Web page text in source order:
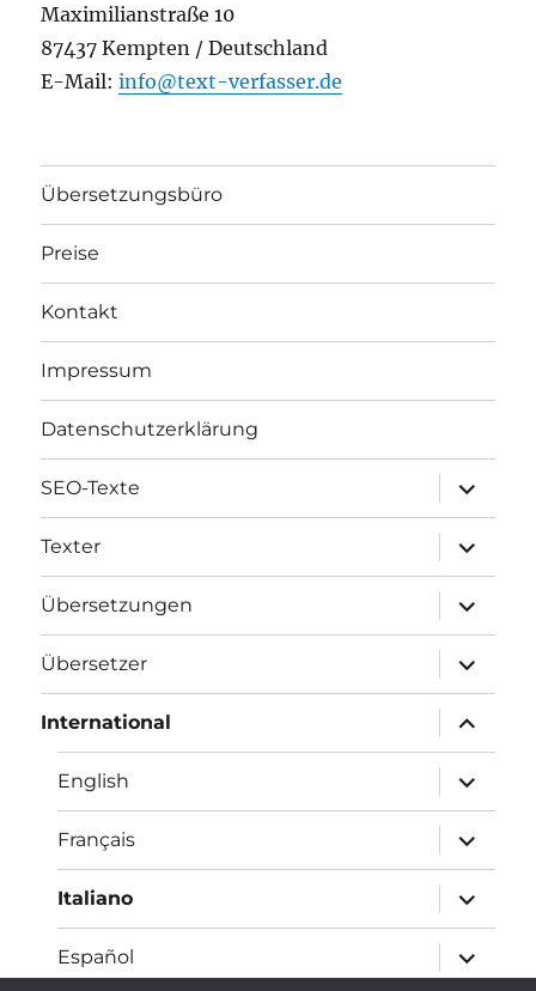
Maximilianstraße 10
87437 Kempten / Deutschland
E-Mail:info@text-verfasser.de
Übersetzungsbüro
Preise
Kontakt
Impressum
Datenschutzerklärung
SEO-Texte
öffnen
Texter
öffnen
Übersetzungen
öffnen
Übersetzer
öffnen
International
öffnen
English
öffnen
Français
öffnen
Italiano
öffnen
Español
öffnen